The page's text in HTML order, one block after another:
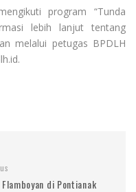
program “Tunda
lebih lanjut tentang
melalui petugas BPDLH
di Pontianak